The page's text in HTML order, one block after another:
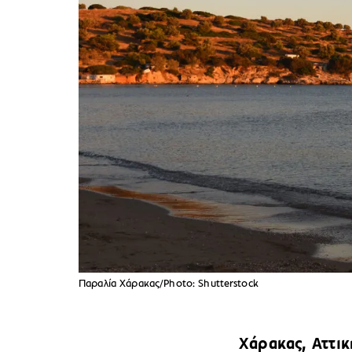
Παραλία Χάρακας/Photo: Shutterstock
Χάρακας,